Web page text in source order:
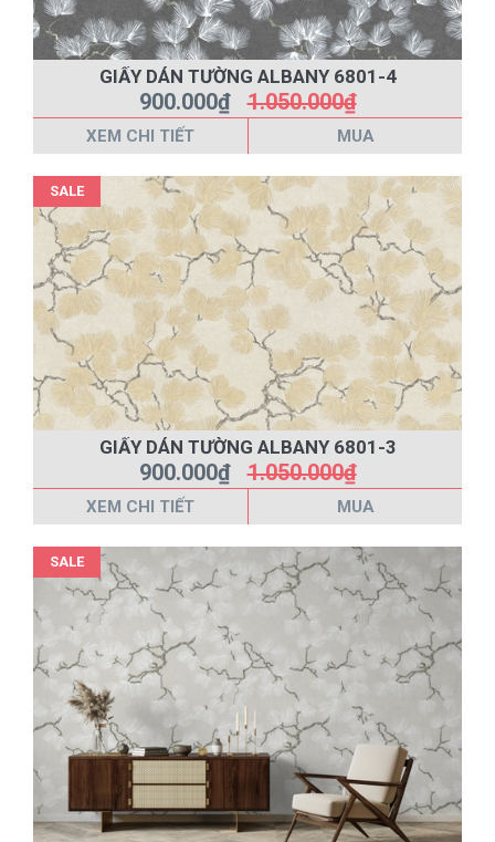
GIẤY DÁN TƯỜNG ALBANY 6801-4
900.000₫1.050.000₫
XEM CHI TIẾT MUA
SALE
GIẤY DÁN TƯỜNG ALBANY 6801-3
900.000₫1.050.000₫
XEM CHI TIẾT MUA
SALE